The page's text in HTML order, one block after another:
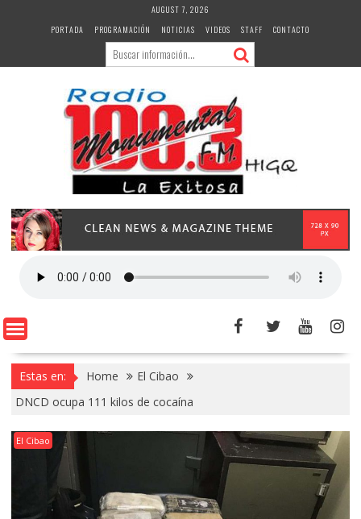
AUGUST 7, 2026
PORTADA
PROGRAMACIÓN NOTICIAS VIDEOS STAFF CONTACTO
Estas en: Home
El Cibao
DNCD ocupa 111 kilos de cocaína
El Cibao